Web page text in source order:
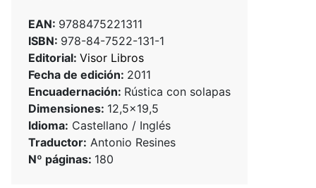
EAN: 9788475221311
ISBN: 978-84-7522-131-1
Editorial: Visor Libros
Fecha de edición: 2011
Encuadernación: Rústica con solapas
Dimensiones: 12,5x19,5
Idioma: Castellano / Inglés
Traductor: Antonio Resines
Nº páginas: 180